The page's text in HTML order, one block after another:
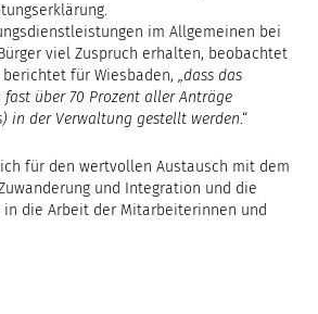
im Allgemeinen bei
viel Zuspruch erhalten, beobachtet
für Wiesbaden, „dass das
über 70 Prozent aller Anträge
in der Verwaltung gestellt werden.“
für den wertvollen Austausch mit dem
und Integration und die
die Arbeit der Mitarbeiterinnen und